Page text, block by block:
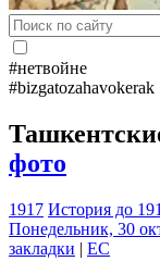
#нетвойне
#bizgatozahavokerak
фото
1917 История до
Понедельник, 30
закладки | EC